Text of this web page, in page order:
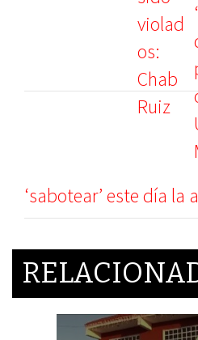
‘sabotear’ este día la